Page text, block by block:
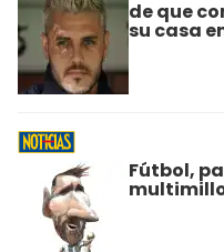
de que
su casa
Fútbol,